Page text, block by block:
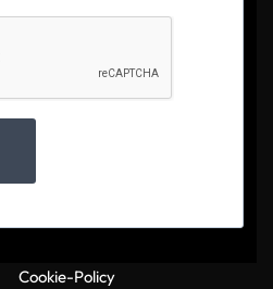
Cookie-Policy